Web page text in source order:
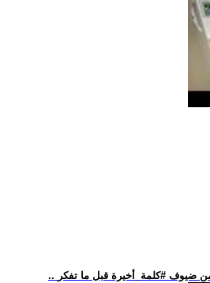
ضيوف #كلمة_أخيرة قبل ما تفكر